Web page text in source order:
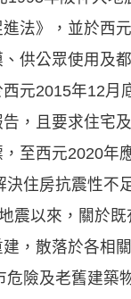
法》，並於西
供公眾使用及
元2015年12月
，且要求住宅
至西元2020年
決住房抗震性不
震以來，關於
，散落於各相
險及老舊建築